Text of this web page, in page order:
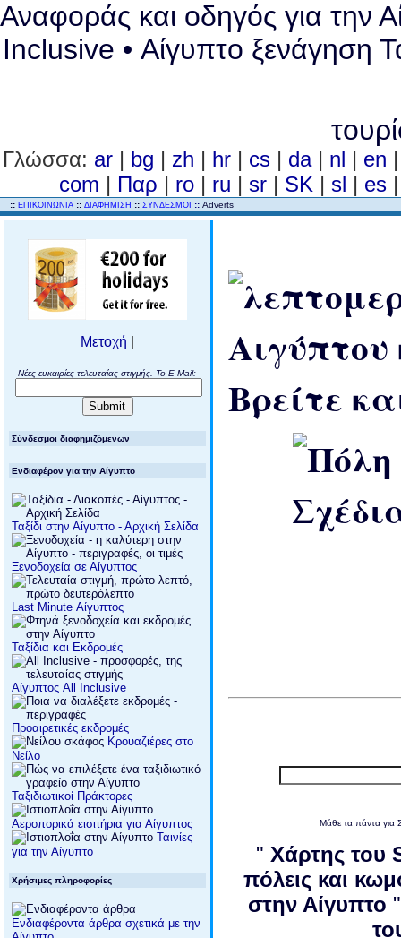
Αναφοράς και οδηγός για την
Inclusive • Αίγυπτο ξενάγηση
Γλώσσα: ar | bg | zh | hr | cs | da | nl | en
com | Παρ | ro | ru | sr | SK | sl | es
:: ΕΠΙΚΟΙΝΩΝΙΑ :: ΔΙΑΦΗΜΙΣΗ :: ΣΥΝΔΕΣΜΟΙ :: Adverts
Μετοχή
Νέες ευκαιρίες τελευταίας στιγμής. Το E-Mail:
Σύνδεσμοι διαφημιζόμενων
Ενδιαφέρον για την Αίγυπτο
Ταξίδι στην Αίγυπτο - Αρχική Σελίδα
Ξενοδοχεία σε Αίγυπτος
Last Minute Αίγυπτος
Ταξίδια και Εκδρομές
Αίγυπτος All Inclusive
Προαιρετικές εκδρομές
Κρουαζιέρες στο
Νείλο
Ταξιδιωτικοί Πράκτορες
Αεροπορικά εισιτήρια για Αίγυπτος
Ταινίες
για την Αίγυπτο
Χρήσιμες πληροφορίες
Ενδιαφέροντα άρθρα σχετικά με την
Μάθε τα πάντα
"Χάρτης του
πόλεις και
στην Αίγυπτο